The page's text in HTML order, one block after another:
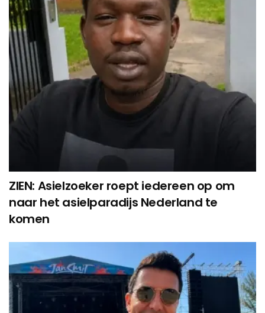
ZIEN: Asielzoeker roept iedereen op om
naar het asielparadijs Nederland te
komen